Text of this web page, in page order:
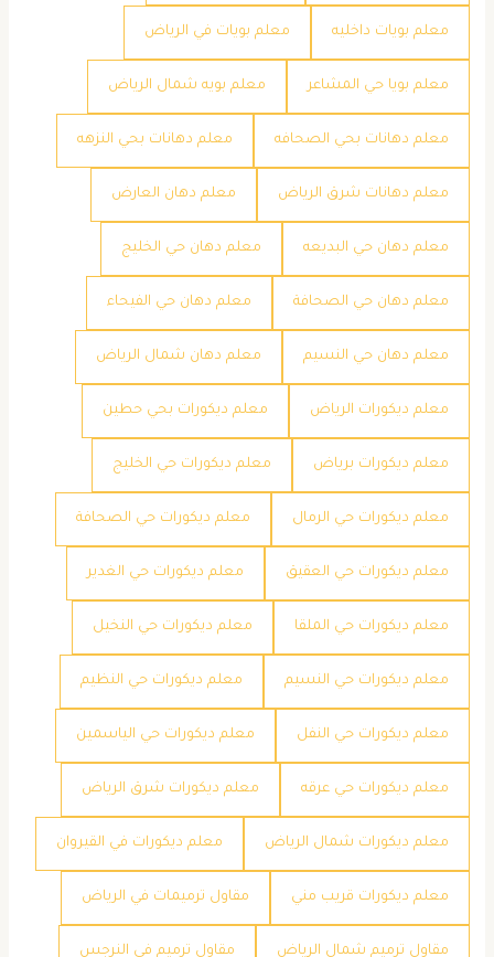
معلم بويات داخليه معلم بويات في الرياض
معلم بويا حي المشاعر معلم بويه شمال الرياض
معلم دهانات بحي الصحافه معلم دهانات بحي النزهه
معلم دهانات شرق الرياض معلم دهان العارض
معلم دهان حي البديعه معلم دهان حي الخليج
معلم دهان حي الصحافة معلم دهان حي الفيحاء
معلم دهان حي النسيم معلم دهان شمال الرياض
معلم ديكورات الرياض معلم ديكورات بحي حطين
معلم ديكورات برياض معلم ديكورات حي الخليج
معلم ديكورات حي الرمال معلم ديكورات حي الصحافة
معلم ديكورات حي العقيق معلم ديكورات حي الغدير
معلم ديكورات حي الملقا معلم ديكورات حي النخيل
معلم ديكورات حي النسيم معلم ديكورات حي النظيم
معلم ديكورات حي النفل معلم ديكورات حي الياسمين
معلم ديكورات حي عرقه معلم ديكورات شرق الرياض
معلم ديكورات شمال الرياض معلم ديكورات في القيروان
معلم ديكورات قريب مني مقاول ترميمات في الرياض
مقاول ترميم شمال الرياض مقاول ترميم في النرجس